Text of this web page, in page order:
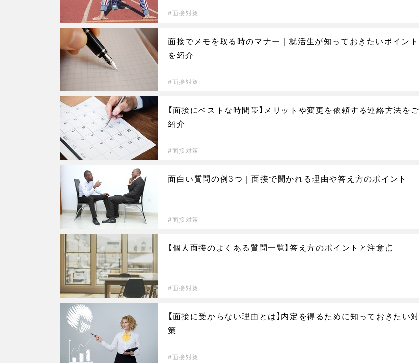
面接対策
面接でメモを取る時のマナー｜就活生が知っておきたいポイント
を紹介
面接対策
【面接にベストな時間帯】メリットや変更を依頼する連絡方法をご
紹介
面接対策
面白い質問の例3つ｜面接で聞かれる理由や答え方のポイント
面接対策
【個人面接のよくある質問一覧】答え方のポイントと注意点
面接対策
【面接に受からない理由とは】内定を得るために知っておきたい対
策
面接対策